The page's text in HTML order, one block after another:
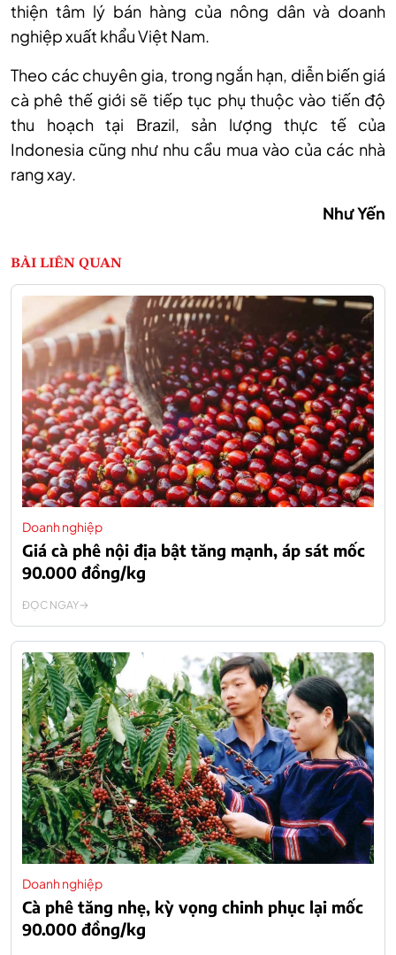
thiện tâm lý bán hàng của nông dân và doanh
nghiệp xuất khẩu Việt Nam.
Theo các chuyên gia, trong ngắn hạn, diễn biến giá
cà phê thế giới sẽ tiếp tục phụ thuộc vào tiến độ
thu hoạch tại Brazil, sản lượng thực tế của
Indonesia cũng như nhu cầu mua vào của các nhà
rang xay.
Như Yến
BÀI LIÊN QUAN
Doanh nghiệp
Giá cà phê nội địa bật tăng mạnh, áp sát mốc
90.000 đồng/kg
ĐỌC NGAY
Doanh nghiệp
Cà phê tăng nhẹ, kỳ vọng chinh phục lại mốc
90.000 đồng/kg